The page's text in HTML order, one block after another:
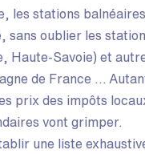
les stations
sans oublier les
Haute-Savoie) et
de France …
prix des impôts
vont grimper.
une liste